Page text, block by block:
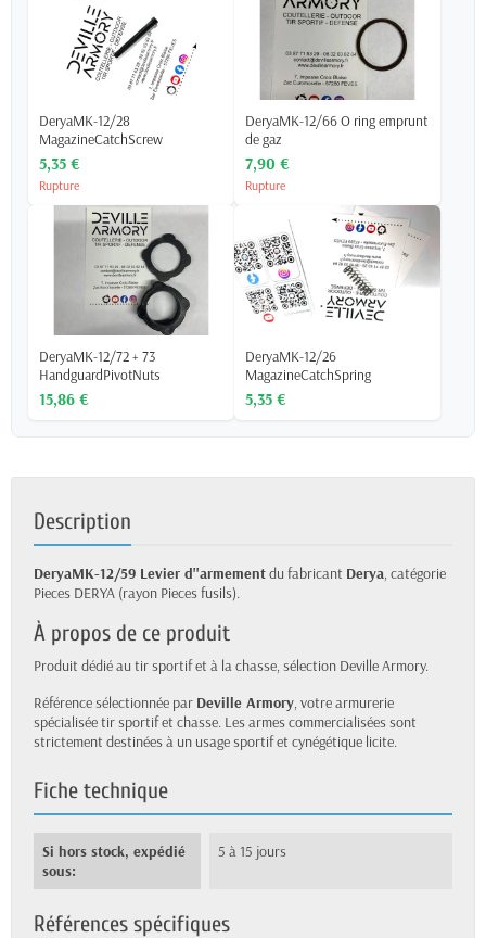
DeryaMK-12/28
MagazineCatchScrew
5,35 €
Rupture
DeryaMK-12/66 O ring emprunt
de gaz
7,90 €
Rupture
DeryaMK-12/72 + 73
HandguardPivotNuts
15,86 €
DeryaMK-12/26
MagazineCatchSpring
5,35 €
Description
DeryaMK-12/59 Levier d''armementdu fabricant Derya, catégorie
Pieces DERYA (rayon Pieces fusils).
À propos de ce produit
Produit dédié au tir sportif et à la chasse, sélection Deville Armory.
Référence sélectionnée par Deville Armory, votre armurerie
spécialisée tir sportif et chasse. Les armes commercialisées sont
strictement destinées à un usage sportif et cynégétique licite.
Fiche technique
Si hors stock, expédié
sous:
5 à 15 jours
Références spécifiques